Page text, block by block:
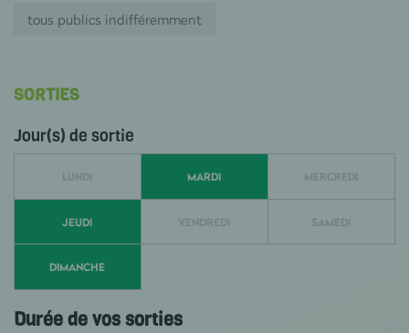
tous publics indifféremment
SORTIES
Jour(s) de sortie
LUNDI MARDI MERCREDI
JEUDI VENDREDI SAMEDI
DIMANCHE
Durée de vos sorties